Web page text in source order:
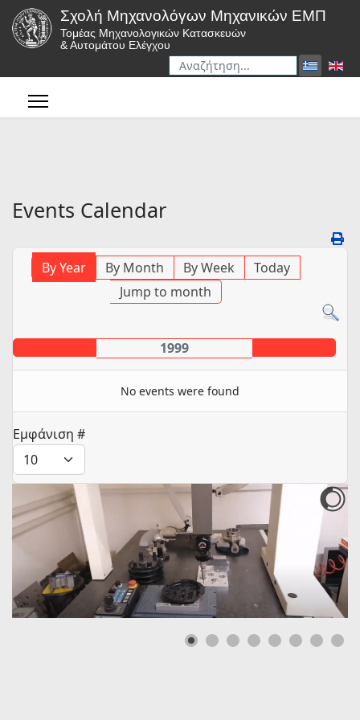
Σχολή Μηχανολόγων Μηχανικών ΕΜΠ
Τομέας Μηχανολογικών Κατασκευών
& Αυτομάτου Ελέγχου
Αναζήτηση
Events Calendar
By Year By Month By Week
Today
Jump to month
1999
No events were found
Εμφάνιση #